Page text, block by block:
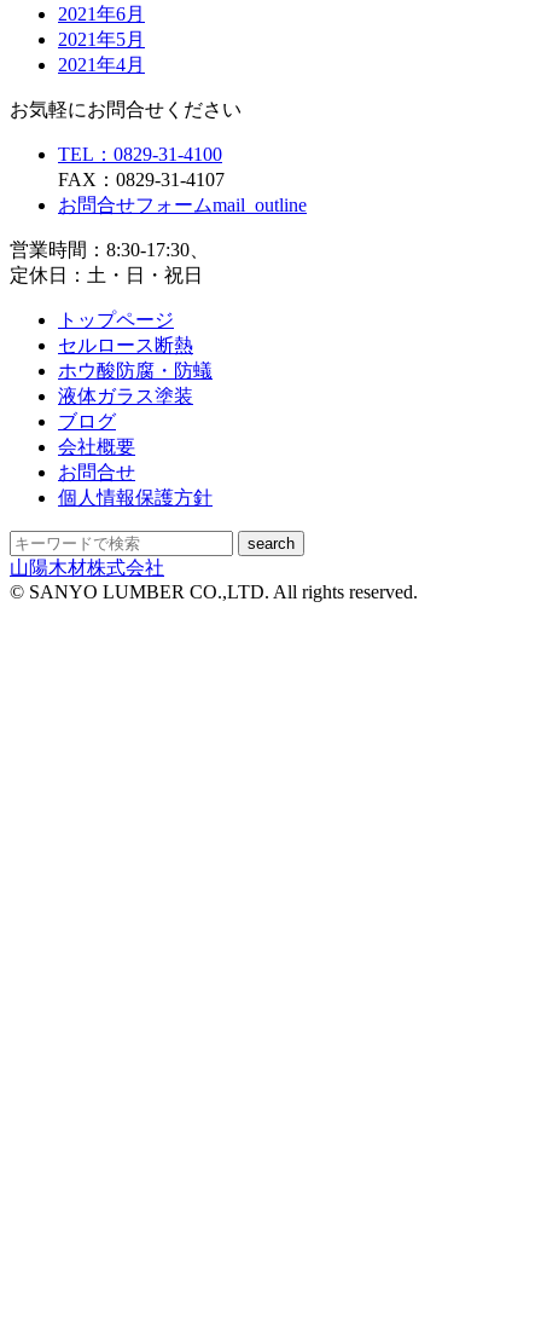
2021年6月
2021年5月
2021年4月
お気軽にお問合せください
TEL：0829-31-4100
FAX：0829-31-4107
お問合せフォームmail_outline
営業時間：8:30-17:30、
定休日：土・日・祝日
トップページ
セルロース断熱
ホウ酸防腐・防蟻
液体ガラス塗装
ブログ
会社概要
お問合せ
個人情報保護方針
search
山陽木材株式会社
© SANYO LUMBER CO.,LTD. All rights reserved.